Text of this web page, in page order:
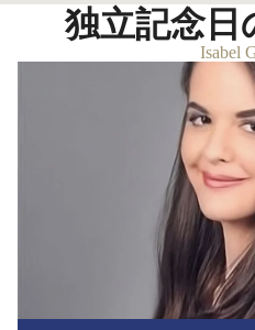
独立記念日
Isabel